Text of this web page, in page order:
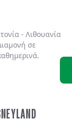
- Λιθουανία
σε